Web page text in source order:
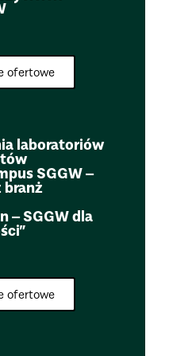
ofertowe
laboratoriów
SGGW –
branż
– SGGW dla
ofertowe